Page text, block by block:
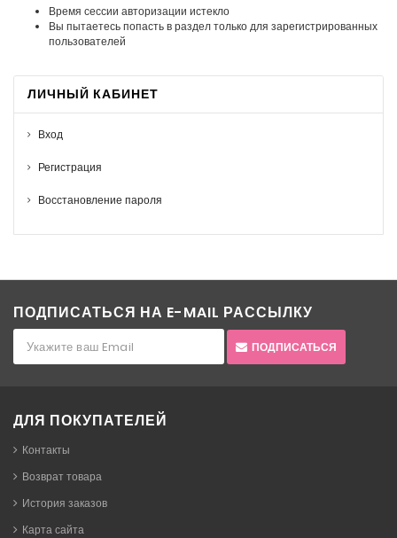
Время сессии авторизации истекло
Вы пытаетесь попасть в раздел только для зарегистрированных
пользователей
ЛИЧНЫЙ КАБИНЕТ
Вход
Регистрация
Восстановление пароля
ПОДПИСАТЬСЯ НА E-MAIL РАССЫЛКУ
ПОДПИСАТЬСЯ
ДЛЯ ПОКУПАТЕЛЕЙ
Контакты
Возврат товара
История заказов
Карта сайта